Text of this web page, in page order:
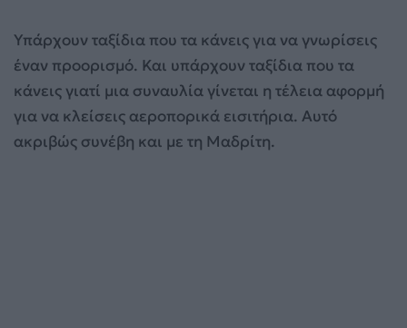
Υπάρχουν ταξίδια που τα κάνεις για να γνωρίσεις
έναν προορισμό. Και υπάρχουν ταξίδια που τα
κάνεις γιατί μια συναυλία γίνεται η τέλεια αφορμή
για να κλείσεις αεροπορικά εισιτήρια. Αυτό
ακριβώς συνέβη και με τη Μαδρίτη.